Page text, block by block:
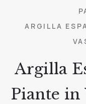
ARGILLA
Argilla
Piante in